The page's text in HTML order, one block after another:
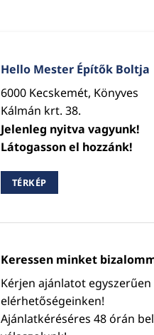
Hello Mester Építők Boltja
6000 Kecskemét, Könyves
Kálmán krt. 38.
Jelenleg nyitva vagyunk!
Látogasson el hozzánk!
TÉRKÉP
Keressen minket
Kérjen ajánlatot egyszerűen
elérhetőségeinken!
Ajánlatkéréséres 48 órán